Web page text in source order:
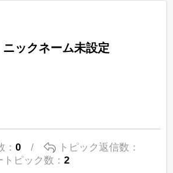
ニックネーム未設定
： 0 /
トピック返信数：
ピック数： 2